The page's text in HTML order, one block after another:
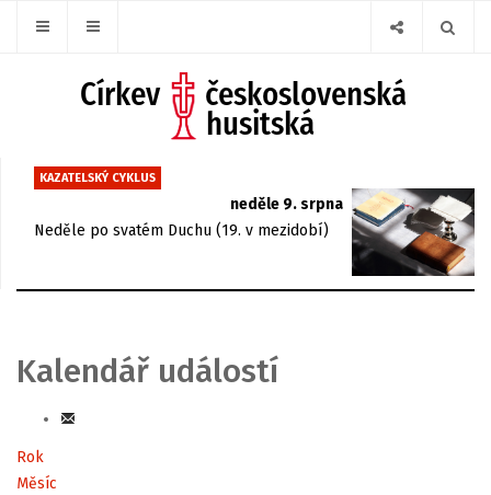
KAZATELSKÝ CYKLUS
neděle 9. srpna
Neděle po svatém Duchu (19. v mezidobí)
Kalendář událostí
Rok
Měsíc